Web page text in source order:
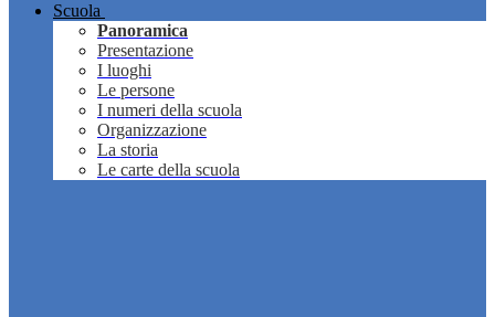
Scuola
Panoramica
Presentazione
I luoghi
Le persone
I numeri della scuola
Organizzazione
La storia
Le carte della scuola